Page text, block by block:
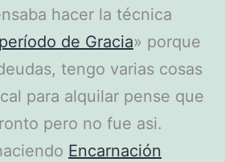
hacer la técnica
de Gracia» porque
tengo varias cosas
para alquilar pense que
pero no fue asi.
Encarnación